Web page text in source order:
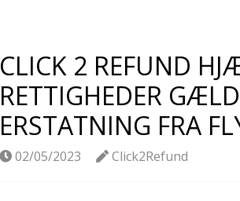
CLICK 2 REFUND
RETTIGHEDER
ERSTATNING FRA
02/05/2023 Click2Refund